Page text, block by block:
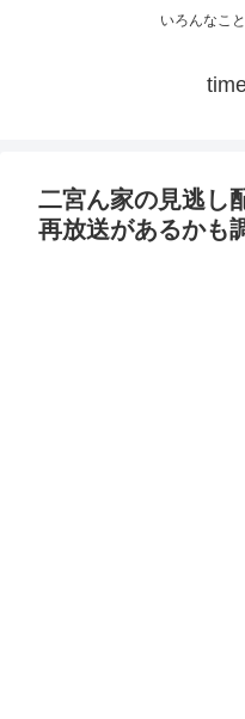
いろんなこ
二宮ん家の見逃し
再放送があるかも